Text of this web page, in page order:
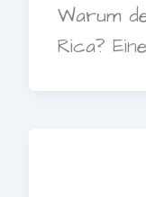
Warum
Rica?